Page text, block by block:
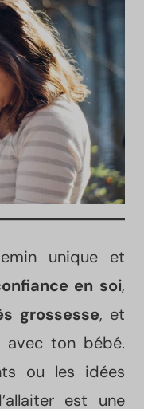
unique et
en soi,
grossesse, et
avec ton bébé.
ou les idées
est une